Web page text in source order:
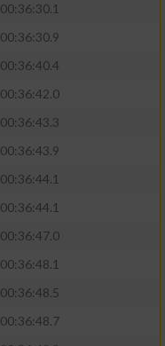
00:36:30.1
00:36:30.9
00:36:40.4
00:36:42.0
00:36:43.3
00:36:43.9
00:36:44.1
00:36:44.1
00:36:47.0
00:36:48.1
00:36:48.5
00:36:48.7